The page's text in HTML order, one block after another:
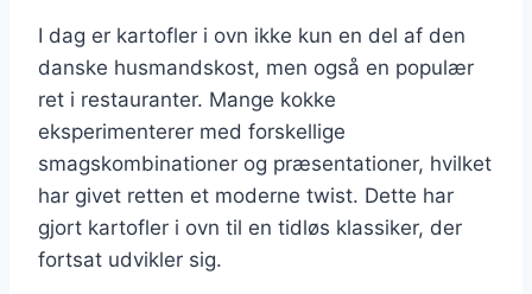
I dag er kartofler i ovn ikke kun en del af den
danske husmandskost, men også en populær
ret i restauranter. Mange kokke
eksperimenterer med forskellige
smagskombinationer og præsentationer, hvilket
har givet retten et moderne twist. Dette har
gjort kartofler i ovn til en tidløs klassiker, der
fortsat udvikler sig.